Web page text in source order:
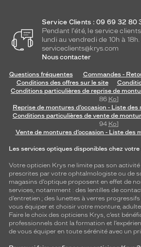
Service Clients : 09 69 32 80
Pendant l'été, le service
lundi au vendredi de 10h à 18h.
serviceclients@krys.com
Nous contacter
Questions fréquentes
Commandes -
Conditions des offres sur le site
Conditions particulières de reprise de
86 Ko]
Reprise de montures d’occasion - Liste
Conditions particulières de vente de
94 Ko]
Vente de montures d’occasion - Liste des
Les services optiques disponibles chez
Votre opticien Krys ne limite pas son activité
prescrites par votre ophtalmologiste ou de
magasins d’optique proposent en effet de
services, notamment : des lentilles de
d’entretien ; des lunettes à verres
vous équiper et choisir votre monture,
Faire le choix des opticiens Krys, c’est
professionnels dont la formation et
de vous équiper en toute sérénité avec un